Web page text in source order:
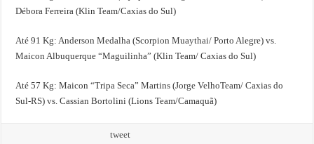
Débora Ferreira (Klin Team/Caxias do Sul)
Até 91 Kg: Anderson Medalha (Scorpion Muaythai/ Porto Alegre) vs.
Maicon Albuquerque “Maguilinha” (Klin Team/ Caxias do Sul)
Até 57 Kg: Maicon “Tripa Seca” Martins (Jorge VelhoTeam/ Caxias do
Sul-RS) vs. Cassian Bortolini (Lions Team/Camaquã)
tweet